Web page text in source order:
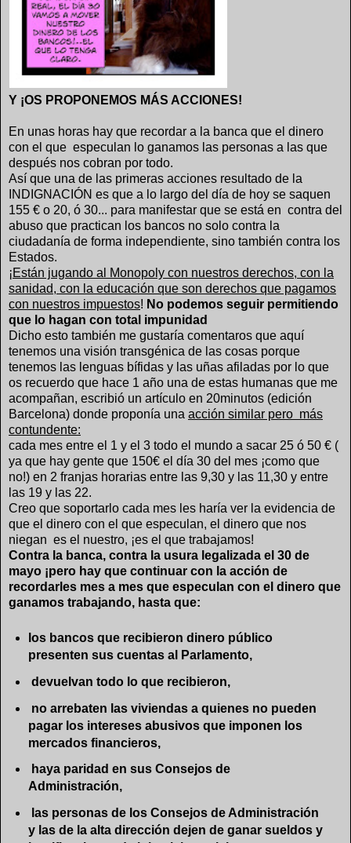
Y ¡OS PROPONEMOS MÁS ACCIONES!
En unas horas hay que recordar a la banca que el dinero
con el que especulan lo ganamos las personas a las que
después nos cobran por todo.
Así que una de las primeras acciones resultado de la
INDIGNACIÓN es que a lo largo del día de hoy se saquen
155 € o 20, ó 30... para manifestar que se está en contra del
abuso que practican los bancos no solo contra la
ciudadanía de forma independiente, sino también contra los
Estados.
¡Están jugando al Monopoly con nuestros derechos, con la
sanidad, con la educación que son derechos que pagamos
con nuestros impuestos! No podemos seguir permitiendo
que lo hagan con total impunidad
Dicho esto también me gustaría comentaros que aquí
tenemos una visión transgénica de las cosas porque
tenemos las lenguas bífidas y las uñas afiladas por lo que
os recuerdo que hace 1 año una de estas humanas que me
acompañan, escribió un artículo en 20minutos (edición
Barcelona) donde proponía una acción similar pero más
contundente:
cada mes entre el 1 y el 3 todo el mundo a sacar 25 ó 50 € (
ya que hay gente que 150€ el día 30 del mes ¡como que
no!) en 2 franjas horarias entre las 9,30 y las 11,30 y entre
las 19 y las 22.
Creo que soportarlo cada mes les haría ver la evidencia de
que el dinero con el que especulan, el dinero que nos
niegan es el nuestro, ¡es el que trabajamos!
Contra la banca, contra la usura legalizada el 30 de
mayo ¡pero hay que continuar con la acción de
recordarles mes a mes que especulan con el dinero que
ganamos trabajando, hasta que:
los bancos que recibieron dinero público
presenten sus cuentas al Parlamento,
devuelvan todo lo que recibieron,
no arrebaten las viviendas a quienes no pueden
pagar los intereses abusivos que imponen los
mercados financieros,
haya paridad en sus Consejos de
Administración,
las personas de los Consejos de Administración
y las de la alta dirección dejen de ganar sueldos y